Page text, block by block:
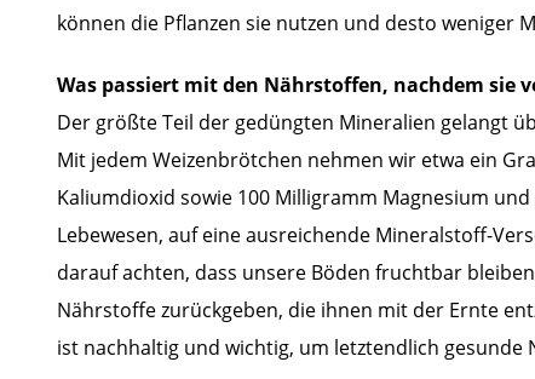
können die Pflanzen sie nutzen und desto weniger
Was passiert mit den Nährstoffen, nachdem sie
Der größte Teil der gedüngten Mineralien gelangt
Mit jedem Weizenbrötchen nehmen wir etwa ein
Kaliumdioxid sowie 100 Milligramm Magnesium
Lebewesen, auf eine ausreichende Mineralstoff-
darauf achten, dass unsere Böden fruchtbar
Nährstoffe zurückgeben, die ihnen mit der Ernte
ist nachhaltig und wichtig, um letztendlich gesunde